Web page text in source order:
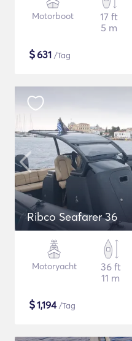
Motorboot
17 ft
5 m
$631 /Tag
Ribco Seafarer 36
Motoryacht
36 ft
11 m
$1,194/Tag